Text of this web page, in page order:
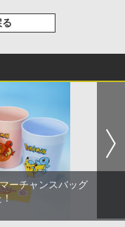
る
ーチャンスバッグ
！